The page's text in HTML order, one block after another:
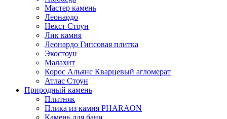
Мастер камень
Леонардо
Некст Стоун
Лик камня
Леонардо Гипсовая плитка
Экостоун
Малахит
Корос Альянс Кварцевый агломерат
Атлас Стоун
Природный камень
Плитняк
Плика из камня PHARAON
Камень для бани